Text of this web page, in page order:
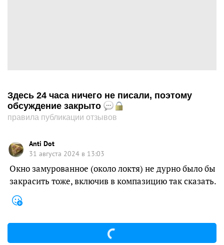
Здесь 24 часа ничего не писали, поэтому
обсуждение закрыто
правила публикации отзывов
Anti Dot
31 августа 2024 в 13:03
Окно замурованное (около локтя) не дурно было бы
закрасить тоже, включив в компазицию так сказать.